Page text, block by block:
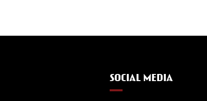
SOCIAL MEDIA